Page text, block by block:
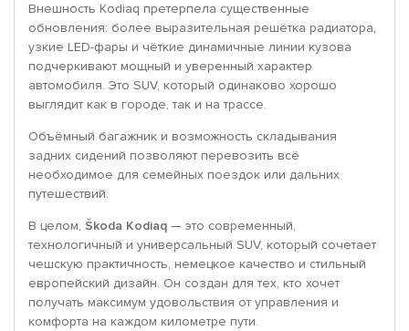
Внешность Kodiaq претерпела существенные
обновления: более выразительная решётка радиатора,
узкие LED-фары и чёткие динамичные линии кузова
подчеркивают мощный и уверенный характер
автомобиля. Это SUV, который одинаково хорошо
выглядит как в городе, так и на трассе.
Объёмный багажник и возможность складывания
задних сидений позволяют перевозить всё
необходимое для семейных поездок или дальних
путешествий.
В целом, Škoda Kodiaq — это современный,
технологичный и универсальный SUV, который сочетает
чешскую практичность, немецкое качество и стильный
европейский дизайн. Он создан для тех, кто хочет
получать максимум удовольствия от управления и
комфорта на каждом километре пути.